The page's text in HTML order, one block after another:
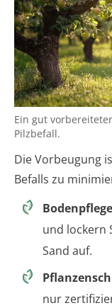
Ein gut
Pilzbefall.
Die Vorbeugung
Befalls zu
und lockern
Sand auf.
nur